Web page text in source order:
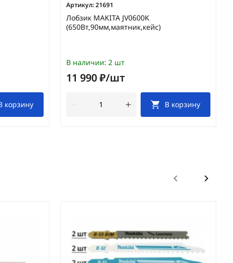
корзину
Артикул:21691
Лобзик MAKITA JV0600K
(650Вт,90мм,маятник,кейс)
В наличии: 2 шт
11 990 ₽/шт
В корзину